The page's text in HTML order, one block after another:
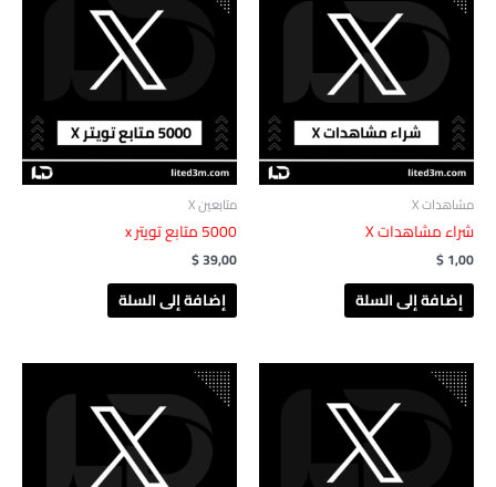
مشاهدات X
شراء مشاهدات X
$1,00
إضافة إلى السلة
متابعين X
$39,00
إضافة إلى السلة